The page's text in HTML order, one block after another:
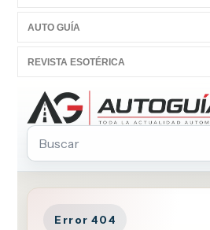
AUTO GUÍA
REVISTA ESOTÉRICA